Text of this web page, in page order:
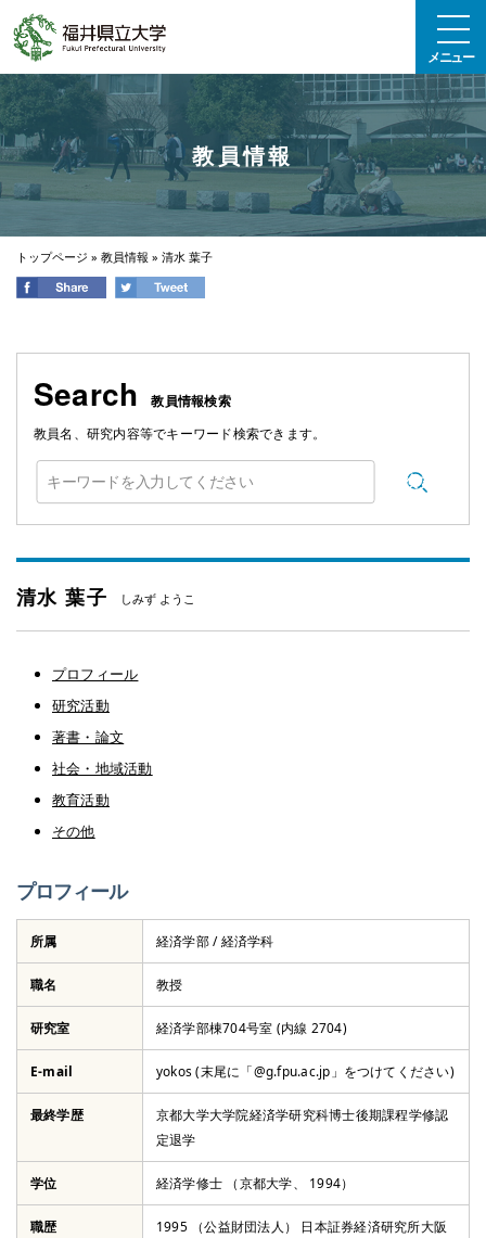
メニュー
教員情報
トップページ » 教員情報 » 清水 葉子
Search
教員情報検索
教員名、研究内容等でキーワード検索できます。
検索
清水 葉子 しみず ようこ
プロフィール
研究活動
著書・論文
社会・地域活動
教育活動
その他
プロフィール
所属 経済学部 / 経済学科
職名 教授
研究室 経済学部棟704号室 (内線 2704)
E-mail yokos (末尾に「@g.fpu.ac.jp」をつけてください)
ウェブサイト
最終学歴
京都大学大学院経済学研究科博士後期課程学修認
定退学
学位 経済学修士 （京都大学、 1994）
所属学会
職歴
1995 （公益財団法人） 日本証券経済研究所大阪